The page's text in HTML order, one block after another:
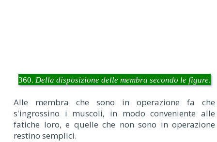
360. Della disposizione delle membra secondo le figure.
Alle membra che sono in operazione fa che
s'ingrossino i muscoli, in modo conveniente alle
fatiche loro, e quelle che non sono in operazione
restino semplici.